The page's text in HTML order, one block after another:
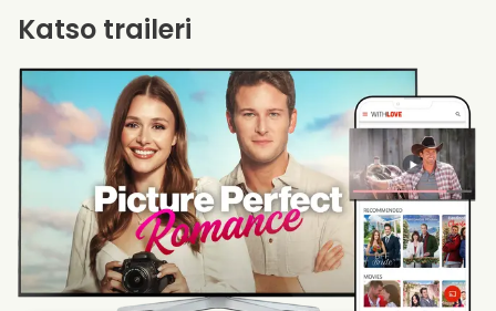
Katso traileri